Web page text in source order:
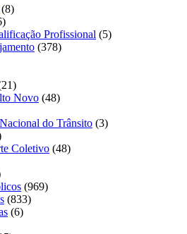
(8)
Profissional (5)
(378)
Novo (48)
do Trânsito (3)
Coletivo (48)
(969)
(833)
(6)